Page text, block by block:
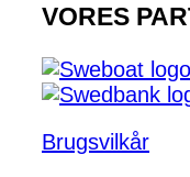
VORES
Brugsvilkår